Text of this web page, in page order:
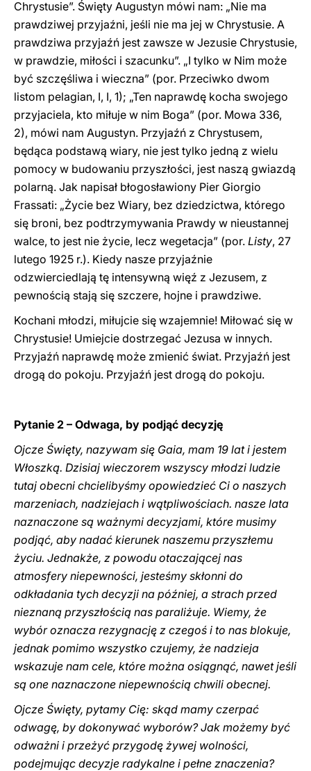
Chrystusie”. Święty Augustyn mówi nam: „Nie ma
prawdziwej przyjaźni, jeśli nie ma jej w Chrystusie. A
prawdziwa przyjaźń jest zawsze w Jezusie Chrystusie,
w prawdzie, miłości i szacunku”. „I tylko w Nim może
być szczęśliwa i wieczna” (por. Przeciwko dwom
listom pelagian, I, I, 1); „Ten naprawdę kocha swojego
przyjaciela, kto miłuje w nim Boga” (por. Mowa 336,
2), mówi nam Augustyn. Przyjaźń z Chrystusem,
będąca podstawą wiary, nie jest tylko jedną z wielu
pomocy w budowaniu przyszłości, jest naszą gwiazdą
polarną. Jak napisał błogosławiony Pier Giorgio
Frassati: „Życie bez Wiary, bez dziedzictwa, którego
się broni, bez podtrzymywania Prawdy w nieustannej
walce, to jest nie życie, lecz wegetacja” (por. Listy, 27
lutego 1925 r.). Kiedy nasze przyjaźnie
odzwierciedlają tę intensywną więź z Jezusem, z
pewnością stają się szczere, hojne i prawdziwe.
Kochani młodzi, miłujcie się wzajemnie! Miłować się w
Chrystusie! Umiejcie dostrzegać Jezusa w innych.
Przyjaźń naprawdę może zmienić świat. Przyjaźń jest
drogą do pokoju. Przyjaźń jest drogą do pokoju.
Pytanie 2 – Odwaga, by podjąć decyzję
Ojcze Święty, nazywam się Gaia, mam 19 lat i jestem
Włoszką. Dzisiaj wieczorem wszyscy młodzi ludzie
tutaj obecni chcielibyśmy opowiedzieć Ci o naszych
marzeniach, nadziejach i wątpliwościach. nasze lata
naznaczone są ważnymi decyzjami, które musimy
podjąć, aby nadać kierunek naszemu przyszłemu
życiu. Jednakże, z powodu otaczającej nas
atmosfery niepewności, jesteśmy skłonni do
odkładania tych decyzji na później, a strach przed
nieznaną przyszłością nas paraliżuje. Wiemy, że
wybór oznacza rezygnację z czegoś i to nas blokuje,
jednak pomimo wszystko czujemy, że nadzieja
wskazuje nam cele, które można osiągnąć, nawet jeśli
są one naznaczone niepewnością chwili obecnej.
Ojcze Święty, pytamy Cię: skąd mamy czerpać
odwagę, by dokonywać wyborów? Jak możemy być
odważni i przeżyć przygodę żywej wolności,
podejmując decyzje radykalne i pełne znaczenia?